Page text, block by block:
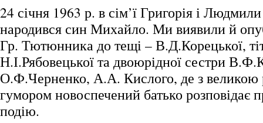
24 січня 1963 р. в сім’ї Григорія і
народився син Михайло. Ми виявили й
Гр. Тютюнника до тещі – В.Д.Корецької,
Н.І.Рябовецької та двоюрідної сестри
О.Ф.Черненко, А.А. Кислого, де з великою
гумором новоспечений батько розповідає
подію.